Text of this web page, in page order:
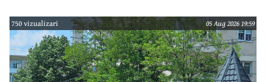
750 vizualizari 05 Aug 2026 19:59